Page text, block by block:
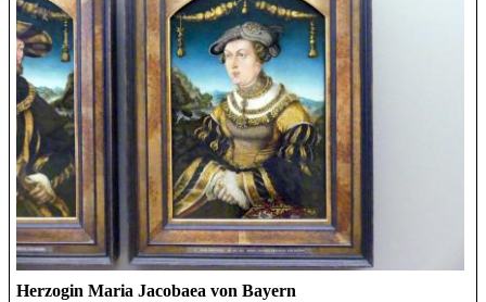
Herzogin Maria Jacobaea von Bayern